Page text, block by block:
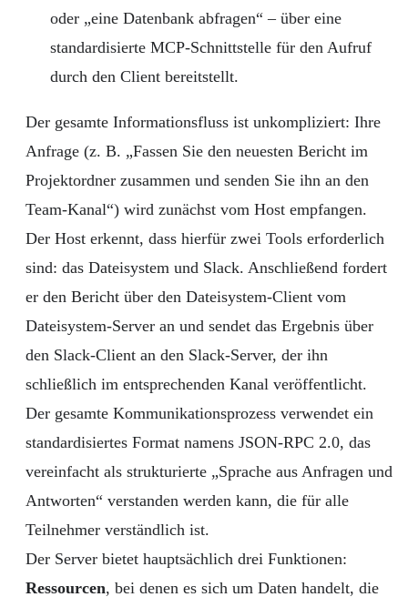
oder „eine Datenbank abfragen“ – über eine
standardisierte MCP-Schnittstelle für den Aufruf
durch den Client bereitstellt.
Der gesamte Informationsfluss ist unkompliziert: Ihre
Anfrage (z. B. „Fassen Sie den neuesten Bericht im
Projektordner zusammen und senden Sie ihn an den
Team-Kanal“) wird zunächst vom Host empfangen.
Der Host erkennt, dass hierfür zwei Tools erforderlich
sind: das Dateisystem und Slack. Anschließend fordert
er den Bericht über den Dateisystem-Client vom
Dateisystem-Server an und sendet das Ergebnis über
den Slack-Client an den Slack-Server, der ihn
schließlich im entsprechenden Kanal veröffentlicht.
Der gesamte Kommunikationsprozess verwendet ein
standardisiertes Format namens JSON-RPC 2.0, das
vereinfacht als strukturierte „Sprache aus Anfragen und
Antworten“ verstanden werden kann, die für alle
Teilnehmer verständlich ist.
Der Server bietet hauptsächlich drei Funktionen:
Ressourcen, bei denen es sich um Daten handelt, die